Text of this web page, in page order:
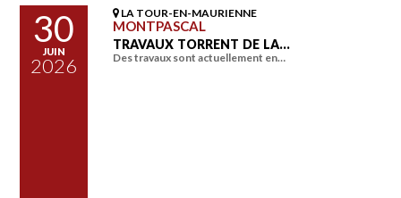
30
JUIN
2026
LA TOUR-EN-MAURIENNE
MONTPASCAL
TRAVAUX TORRENT DE LA…
Des travaux sont actuellement en…